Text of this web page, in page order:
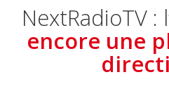
NextRadioTV :
encore une